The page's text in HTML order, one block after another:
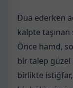
Dua ederken
kalpte
Önce hamd,
bir talep güzel
birlikte